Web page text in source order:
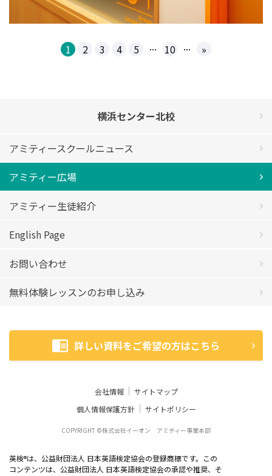
1 2 3 4 5 ... 10 ... »
横浜センター北校
アミティースクールニュース
アミティー広場
アミティー生徒紹介
English Page
お問い合わせ
無料体験レッスンのお申し込み
詳しい資料をご希望の方はこちら
会社情報
サイトマップ
個人情報保護方針
サイトポリシー
COPYRIGHT ©株式会社イーオン アミティー事業本部
英検®は、公益財団法人 日本英語検定協会の登録商標です。この
コンテンツは、公益財団法人 日本英語検定協会の承認や推奨、そ